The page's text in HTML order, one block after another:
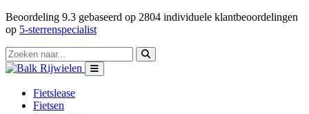
Beoordeling 9.3 gebaseerd op 2804 individuele klantbeoordelingen
op 5-sterrenspecialist
Fietslease
Fietsen